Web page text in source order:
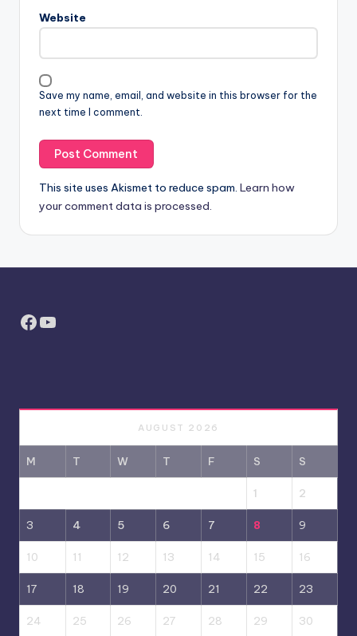
Website
Save my name, email, and website in this browser for the
next time I comment.
This site uses Akismet to reduce spam. Learn how
your comment data is processed.
Facebook
YouTube
AUGUST 2026
M T W T F S S
1 2
3 4 5 6 7 8 9
10 11 12 13 14 15 16
17 18 19 20 21 22 23
24 25 26 27 28 29 30